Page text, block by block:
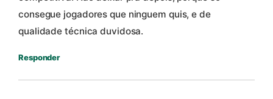
consegue jogadores que ninguem quis, e de
qualidade técnica duvidosa.
Responder